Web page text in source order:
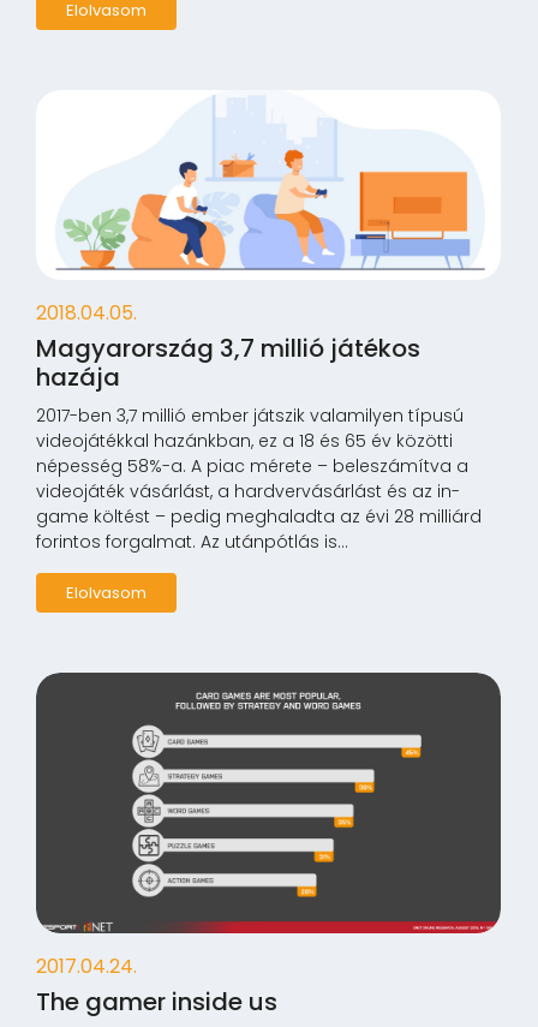
Elolvasom
2018.04.05.
Magyarország 3,7 millió játékos
hazája
2017-ben 3,7 millió ember játszik valamilyen típusú
videojátékkal hazánkban, ez a 18 és 65 év közötti
népesség 58%-a. A piac mérete – beleszámítva a
videojáték vásárlást, a hardvervásárlást és az in-
game költést – pedig meghaladta az évi 28 milliárd
forintos forgalmat. Az utánpótlás is...
Elolvasom
2017.04.24.
The gamer inside us